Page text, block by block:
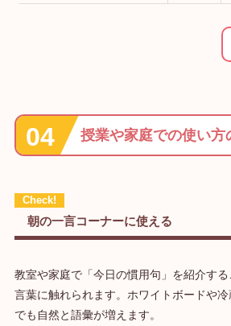
授業や家庭での使い方
朝の一言コーナーに使える
教室や家庭で「今日の慣用句」を紹介す
言葉に触れられます。ホワイトボードや
でも自然と語彙が増えます。